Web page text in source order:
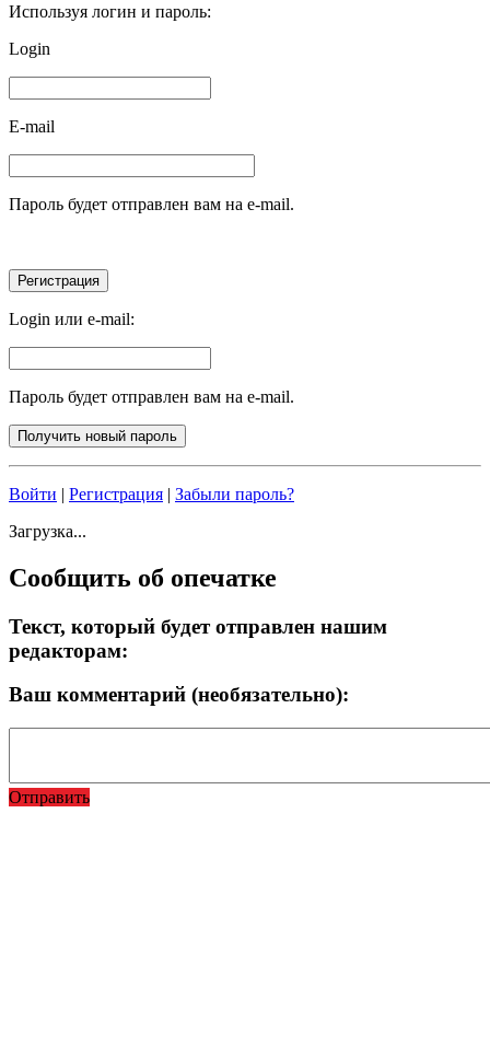
Используя логин и пароль:
Login
E-mail
Пароль будет отправлен вам на e-mail.
Login или e-mail:
Пароль будет отправлен вам на e-mail.
Войти | Регистрация | Забыли пароль?
Загрузка...
Сообщить об опечатке
Текст, который будет отправлен нашим
редакторам:
Ваш комментарий (необязательно):
Отправить